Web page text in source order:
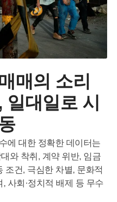
매의 소리
일대일로 시
에 대한 정확한 데이터는
와 착취, 계약 위반, 임금
조건, 극심한 차별, 문화적
사회·정치적 배제 등 무수